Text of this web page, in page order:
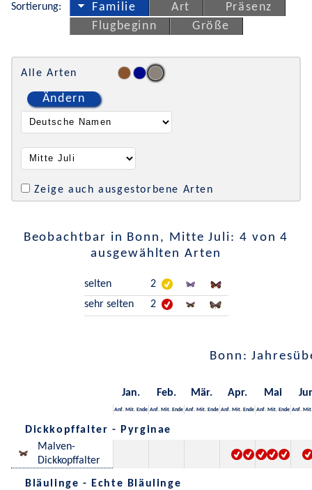
Sortierung: Familie Art
Präsenz
Flugbeginn
Größe
Alle Arten
Ändern
Zeige auch ausgestorbene Arten
Beobachtbar in Bonn, Mitte Juli: 4 von 4
ausgewählten Arten
selten
2
sehr selten
2
Bonn:
Jan. Feb. Mär. Apr. Mai
Anf. Mit. Ende Anf. Mit. Ende Anf. Mit. Ende Anf. Mit. Ende Anf. Mit. Ende Anf. Mit.
Dickkopffalter - Pyrginae
Malven-
Dickkopffalter
Bläulinge - Echte Bläulinge